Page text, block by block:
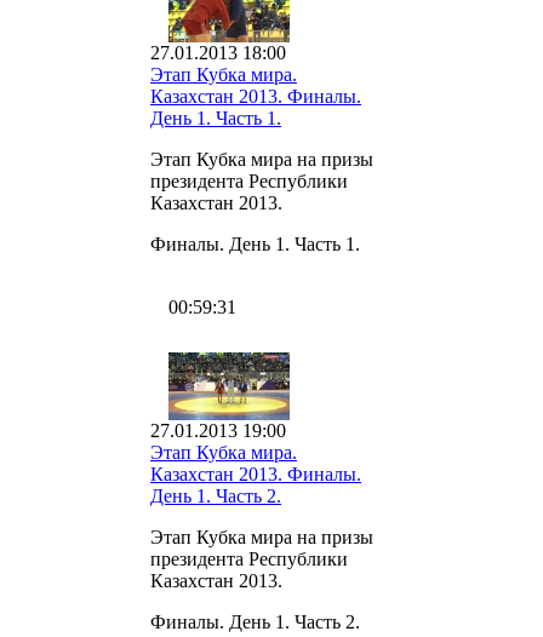
27.01.2013 18:00
Этап Кубка мира.
Казахстан 2013. Финалы.
День 1. Часть 1.
Этап Кубка мира на призы
президента Республики
Казахстан 2013.
Финалы. День 1. Часть 1.
00:59:31
27.01.2013 19:00
Этап Кубка мира.
Казахстан 2013. Финалы.
День 1. Часть 2.
Этап Кубка мира на призы
президента Республики
Казахстан 2013.
Финалы. День 1. Часть 2.